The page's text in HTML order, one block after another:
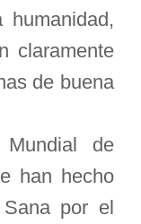
claramente
de buena
de
han hecho
por el